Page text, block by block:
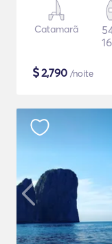
Catamarã
$2,790 /noite